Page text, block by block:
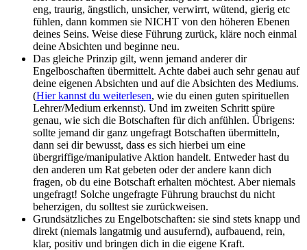
eng, traurig, ängstlich, unsicher, verwirrt, wütend, gierig etc
fühlen, dann kommen sie NICHT von den höheren Ebenen
deines Seins. Weise diese Führung zurück, kläre noch einmal
deine Absichten und beginne neu.
Das gleiche Prinzip gilt, wenn jemand anderer dir
Engelboschaften übermittelt. Achte dabei auch sehr genau auf
deine eigenen Absichten und auf die Absichten des Mediums.
(Hier kannst du weiterlesen, wie du einen guten spirituellen
Lehrer/Medium erkennst). Und im zweiten Schritt spüre
genau, wie sich die Botschaften für dich anfühlen. Übrigens:
sollte jemand dir ganz ungefragt Botschaften übermitteln,
dann sei dir bewusst, dass es sich hierbei um eine
übergriffige/manipulative Aktion handelt. Entweder hast du
den anderen um Rat gebeten oder der andere kann dich
fragen, ob du eine Botschaft erhalten möchtest. Aber niemals
ungefragt! Solche ungefragte Führung brauchst du nicht
beherzigen, du solltest sie zurückweisen.
Grundsätzliches zu Engelbotschaften: sie sind stets knapp und
direkt (niemals langatmig und ausufernd), aufbauend, rein,
klar, positiv und bringen dich in die eigene Kraft.